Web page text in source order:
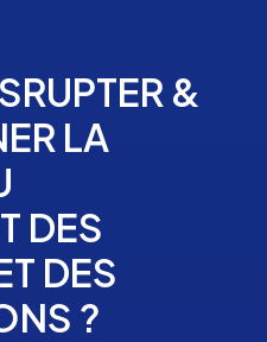
&
LA
DES
DES
?